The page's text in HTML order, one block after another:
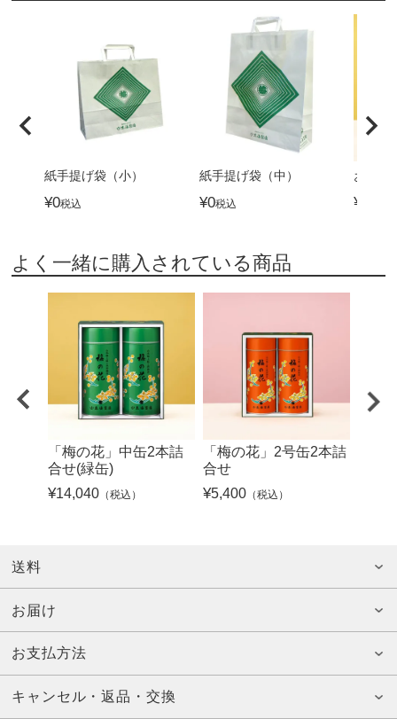
紙手提げ袋（小）
¥0税込
紙手提げ袋（中）
¥0税込
おつま
¥
よく一緒に購入されている商品
「梅の花」中缶2本詰
合せ(緑缶)
¥14,040（税込）
「梅の花」2号缶2本詰
合せ
¥5,400（税込）
送料
お届け
お支払方法
キャンセル・返品・交換